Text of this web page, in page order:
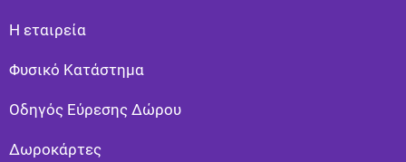
Η εταιρεία
Φυσικό Κατάστημα
Οδηγός Εύρεσης Δώρου
Δωροκάρτες